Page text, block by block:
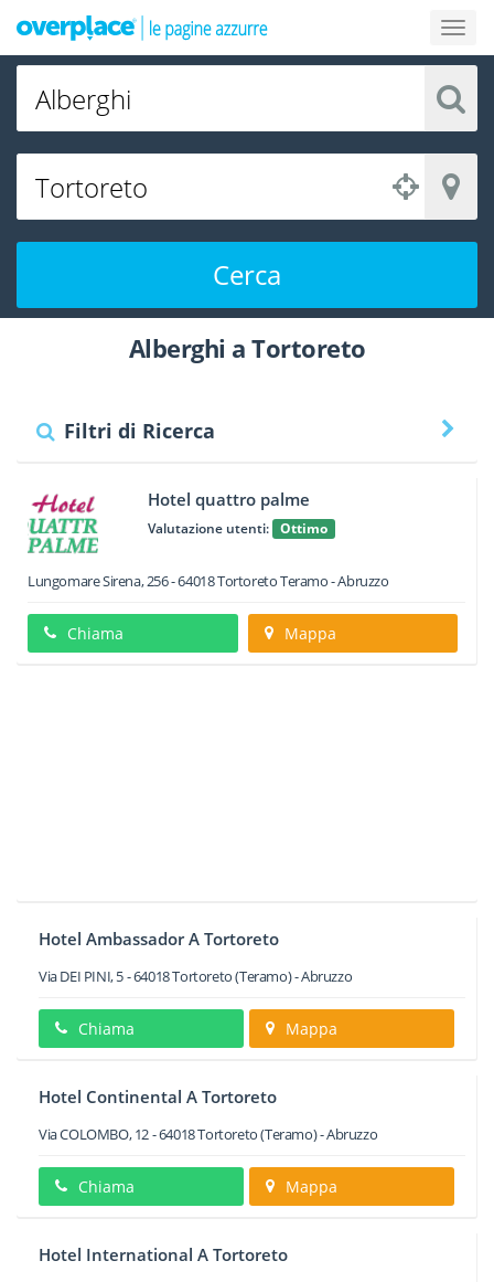
Cerca
Alberghi a Tortoreto
Filtri di Ricerca
Hotel quattro palme
Valutazione utenti: Ottimo
Lungomare Sirena, 256-64018TortoretoTeramo -Abruzzo
Chiama Mappa
Hotel Ambassador A Tortoreto
Via DEI PINI, 5-64018Tortoreto(Teramo) -Abruzzo
Chiama Mappa
Hotel Continental A Tortoreto
Via COLOMBO, 12-64018Tortoreto(Teramo) -Abruzzo
Chiama Mappa
Hotel International A Tortoreto